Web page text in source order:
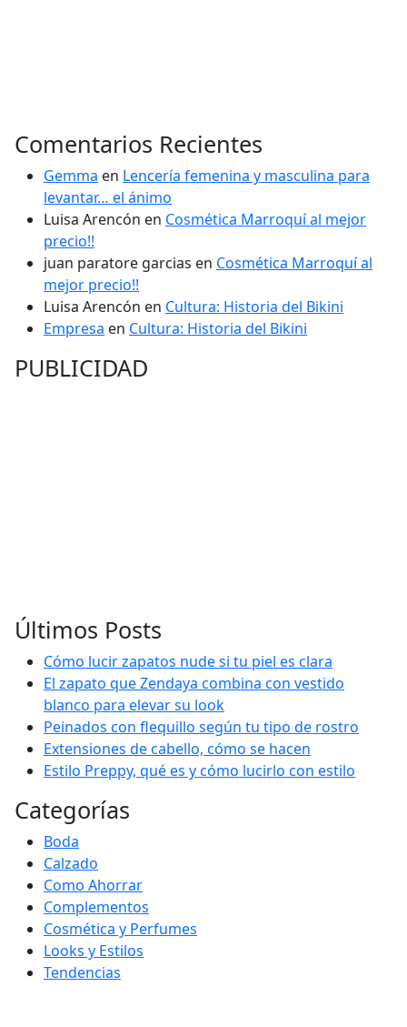
Comentarios Recientes
Gemma en Lencería femenina y masculina para
levantar… el ánimo
Luisa Arencón en Cosmética Marroquí al mejor
precio!!
juan paratore garcias en Cosmética Marroquí al
mejor precio!!
Luisa Arencón en Cultura: Historia del Bikini
Empresa en Cultura: Historia del Bikini
PUBLICIDAD
Últimos Posts
Cómo lucir zapatos nude si tu piel es clara
El zapato que Zendaya combina con vestido
blanco para elevar su look
Peinados con flequillo según tu tipo de rostro
Extensiones de cabello, cómo se hacen
Estilo Preppy, qué es y cómo lucirlo con estilo
Categorías
Boda
Calzado
Como Ahorrar
Complementos
Cosmética y Perfumes
Looks y Estilos
Tendencias